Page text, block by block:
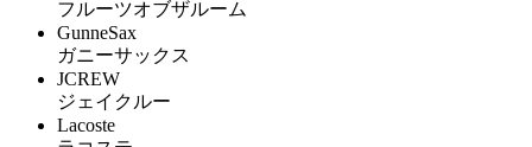
フルーツオブザルーム
GunneSax
ガニーサックス
JCREW
ジェイクルー
Lacoste